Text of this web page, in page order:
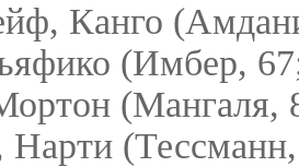
Канго
(Имбер,
(Мангаля,
Нарти